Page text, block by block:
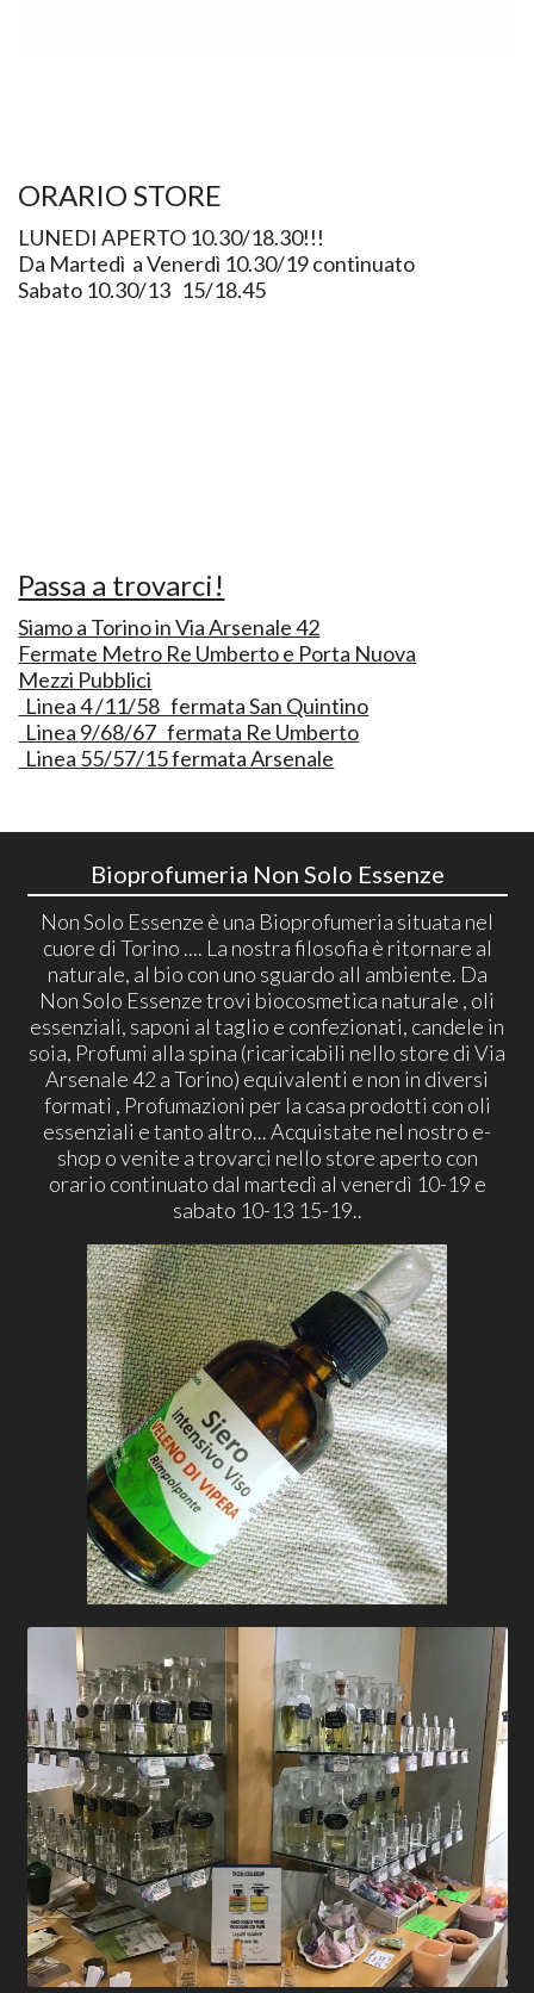
ORARIO STORE
LUNEDI APERTO 10.30/18.30!!!
Da Martedì a Venerdì 10.30/19 continuato
Sabato 10.30/13 15/18.45
Passa a trovarci!
Siamo a Torino in Via Arsenale 42
Fermate Metro Re Umberto e Porta Nuova
Mezzi Pubblici
Linea 4 /11/58 fermata San Quintino
Linea 9/68/67 fermata Re Umberto
Linea 55/57/15 fermata Arsenale
Bioprofumeria Non Solo Essenze
Non Solo Essenze è una Bioprofumeria situata nel
cuore di Torino .... La nostra filosofia è ritornare al
naturale, al bio con uno sguardo all ambiente. Da
Non Solo Essenze trovi biocosmetica naturale , oli
essenziali, saponi al taglio e confezionati, candele in
soia, Profumi alla spina (ricaricabili nello store di Via
Arsenale 42 a Torino) equivalenti e non in diversi
formati , Profumazioni per la casa prodotti con oli
essenziali e tanto altro... Acquistate nel nostro e-
shop o venite a trovarci nello store aperto con
orario continuato dal martedì al venerdì 10-19 e
sabato 10-13 15-19..